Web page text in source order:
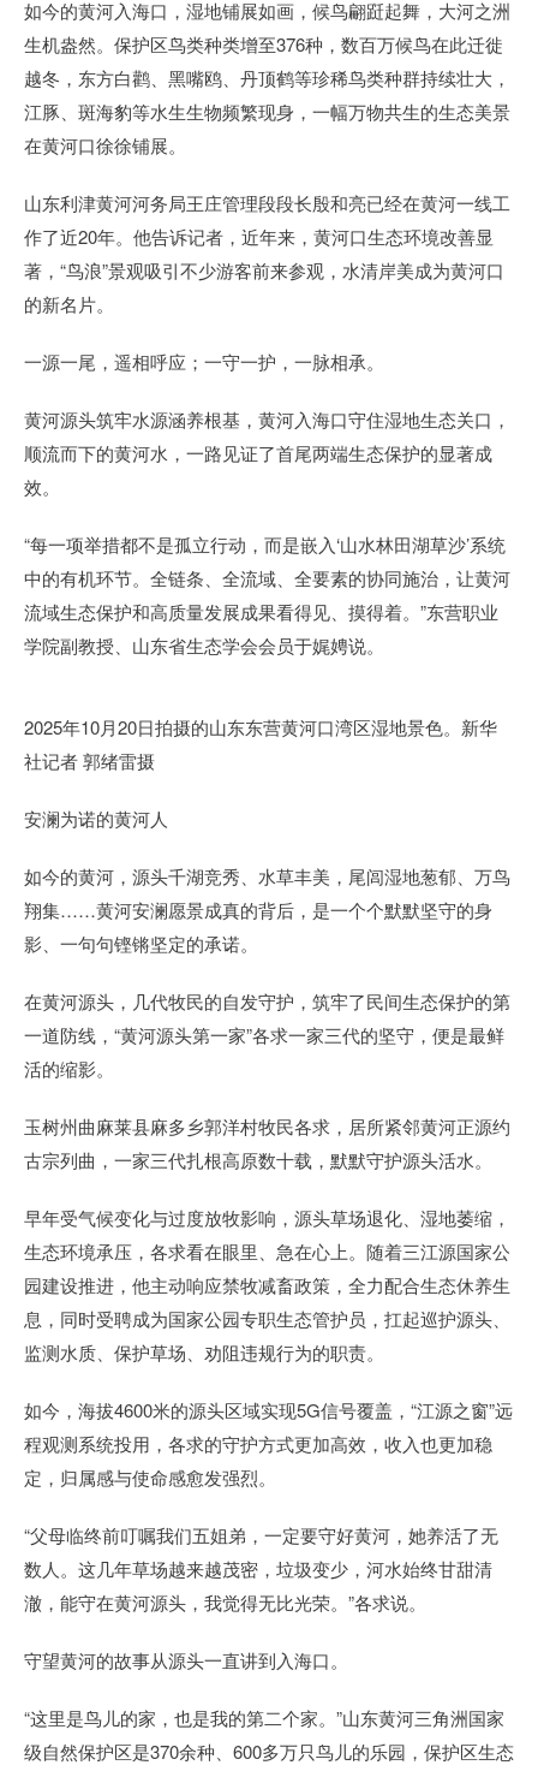
如今的黄河入海口，湿地铺展如画，候鸟翩跹起舞，大河之洲
生机盎然。保护区鸟类种类增至376种，数百万候鸟在此迁徙
越冬，东方白鹳、黑嘴鸥、丹顶鹤等珍稀鸟类种群持续壮大，
江豚、斑海豹等水生生物频繁现身，一幅万物共生的生态美景
在黄河口徐徐铺展。
山东利津黄河河务局王庄管理段段长殷和亮已经在黄河一线工
作了近20年。他告诉记者，近年来，黄河口生态环境改善显
著，“鸟浪”景观吸引不少游客前来参观，水清岸美成为黄河口
的新名片。
一源一尾，遥相呼应；一守一护，一脉相承。
黄河源头筑牢水源涵养根基，黄河入海口守住湿地生态关口，
顺流而下的黄河水，一路见证了首尾两端生态保护的显著成
效。
“每一项举措都不是孤立行动，而是嵌入‘山水林田湖草沙’系统
中的有机环节。全链条、全流域、全要素的协同施治，让黄河
流域生态保护和高质量发展成果看得见、摸得着。”东营职业
学院副教授、山东省生态学会会员于娓娉说。
2025年10月20日拍摄的山东东营黄河口湾区湿地景色。新华
社记者 郭绪雷摄
安澜为诺的黄河人
如今的黄河，源头千湖竞秀、水草丰美，尾闾湿地葱郁、万鸟
翔集……黄河安澜愿景成真的背后，是一个个默默坚守的身
影、一句句铿锵坚定的承诺。
在黄河源头，几代牧民的自发守护，筑牢了民间生态保护的第
一道防线，“黄河源头第一家”各求一家三代的坚守，便是最鲜
活的缩影。
玉树州曲麻莱县麻多乡郭洋村牧民各求，居所紧邻黄河正源约
古宗列曲，一家三代扎根高原数十载，默默守护源头活水。
早年受气候变化与过度放牧影响，源头草场退化、湿地萎缩，
生态环境承压，各求看在眼里、急在心上。随着三江源国家公
园建设推进，他主动响应禁牧减畜政策，全力配合生态休养生
息，同时受聘成为国家公园专职生态管护员，扛起巡护源头、
监测水质、保护草场、劝阻违规行为的职责。
如今，海拔4600米的源头区域实现5G信号覆盖，“江源之窗”远
程观测系统投用，各求的守护方式更加高效，收入也更加稳
定，归属感与使命感愈发强烈。
“父母临终前叮嘱我们五姐弟，一定要守好黄河，她养活了无
数人。这几年草场越来越茂密，垃圾变少，河水始终甘甜清
澈，能守在黄河源头，我觉得无比光荣。”各求说。
守望黄河的故事从源头一直讲到入海口。
“这里是鸟儿的家，也是我的第二个家。”山东黄河三角洲国家
级自然保护区是370余种、600多万只鸟儿的乐园，保护区生态